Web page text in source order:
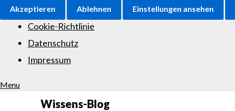
Akzeptieren Ablehnen Einstellungen ansehen
Cookie-Richtlinie
Datenschutz
Impressum
Menu
Wissens-Blog